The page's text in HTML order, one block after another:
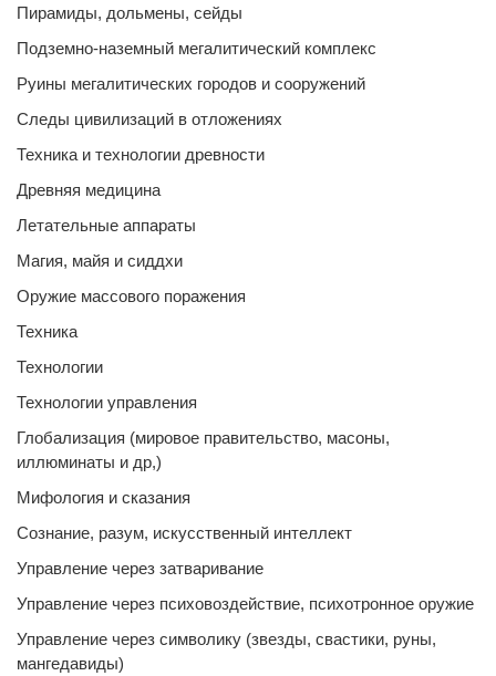
Пирамиды, дольмены, сейды
Подземно-наземный мегалитический комплекс
Руины мегалитических городов и сооружений
Следы цивилизаций в отложениях
Техника и технологии древности
Древняя медицина
Летательные аппараты
Магия, майя и сиддхи
Оружие массового поражения
Техника
Технологии
Технологии управления
Глобализация (мировое правительство, масоны,
иллюминаты и др,)
Мифология и сказания
Сознание, разум, искусственный интеллект
Управление через затваривание
Управление через психовоздействие, психотронное оружие
Управление через символику (звезды, свастики, руны,
мангедавиды)